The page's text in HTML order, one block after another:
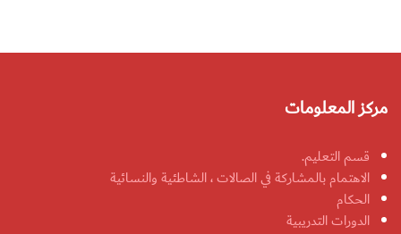
مركز المعلومات
قسم التعليم.
الاهتمام بالمشاركة في الصالات ، الشاطئية والنسائية
الحكام
الدورات التدريبية